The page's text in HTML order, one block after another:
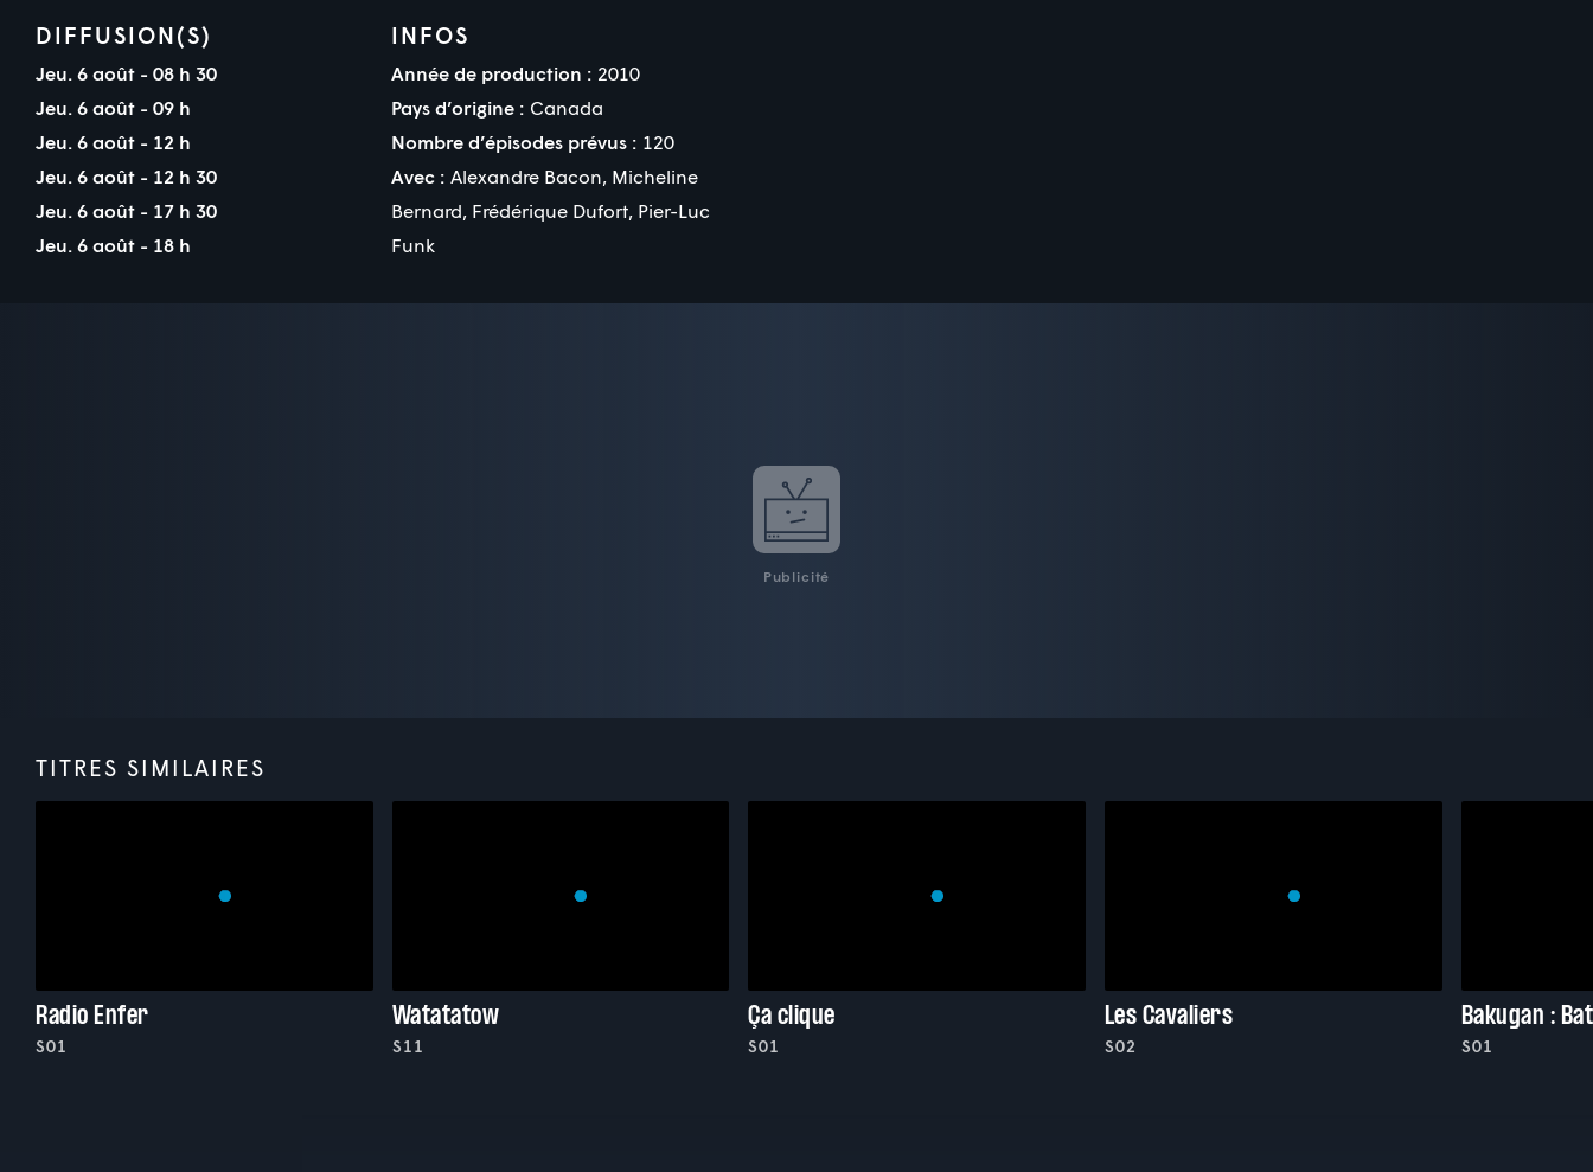
DIFFUSION(S)
Jeu. 6 août - 08 h 30
Jeu. 6 août - 09 h
Jeu. 6 août - 12 h
Jeu. 6 août - 12 h 30
Jeu. 6 août - 17 h 30
Jeu. 6 août - 18 h
INFOS
Année de production : 2010
Pays d’origine : Canada
Nombre d’épisodes prévus : 120
Avec : Alexandre Bacon Micheline
Bernard Frédérique Dufort Pier-Luc
Funk
Publicité
TITRES SIMILAIRES
Radio Enfer
S01
Watatatow
S11
Ça clique
S01
Les Cavaliers
S02
Bakugan :
S01